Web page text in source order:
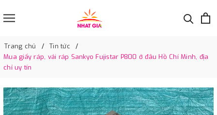
Trang chủ
Tin tức
Mua giấy ráp, vải ráp Sankyo Fujistar P800 ở đâu Hồ Chí Minh, địa
chỉ uy tín